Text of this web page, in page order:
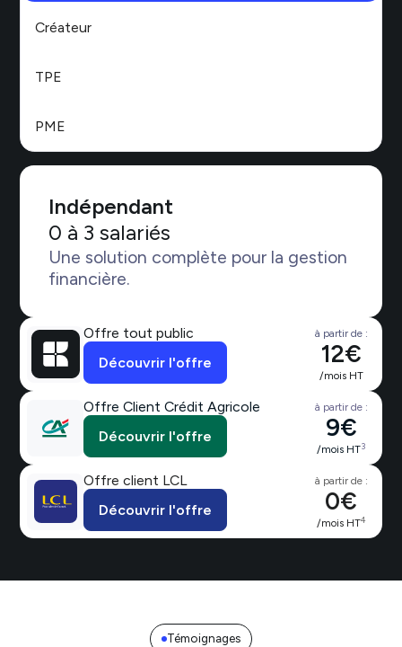
Créateur
TPE
PME
Indépendant
0 à 3 salariés
Une solution complète pour la gestion
financière.
Offre tout public
Découvrir l'offre
à partir de :
12€
/mois HT
Offre Client Crédit Agricole
Découvrir l'offre
à partir de :
9€
/mois HT3
Offre client LCL
Découvrir l'offre
à partir de :
0€
/mois HT4
Témoignages